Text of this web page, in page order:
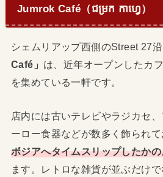
Jumrok Café（ជម្រក កាហ្វេ）
シェムリアップ西側のStreet 27
Café」 は、近年オープンしたカ
を集めている一軒です。
店内には古いテレビやラジカセ
ーロー食器などが数多く飾られ
ボジアへタイムスリップしたか
ます。レトロな雑貨が並ぶだけ